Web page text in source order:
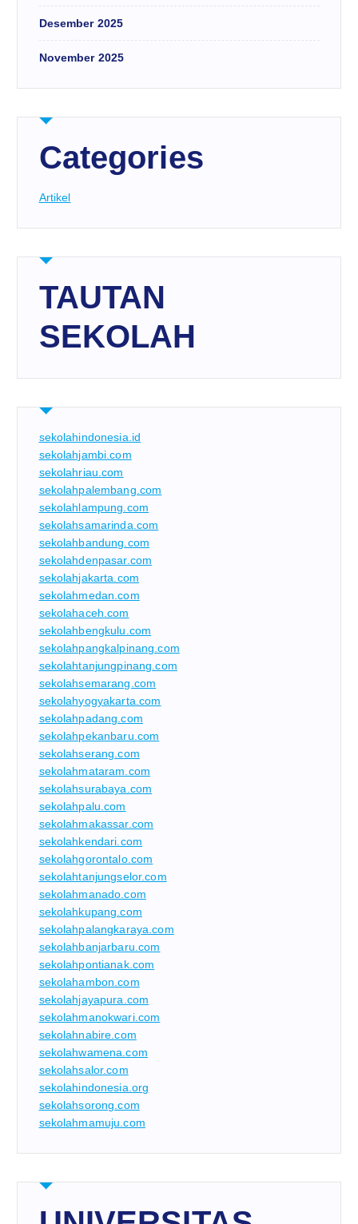
Desember 2025
November 2025
Categories
Artikel
TAUTAN
SEKOLAH
sekolahindonesia.id
sekolahjambi.com
sekolahriau.com
sekolahpalembang.com
sekolahlampung.com
sekolahsamarinda.com
sekolahbandung.com
sekolahdenpasar.com
sekolahjakarta.com
sekolahmedan.com
sekolahaceh.com
sekolahbengkulu.com
sekolahpangkalpinang.com
sekolahtanjungpinang.com
sekolahsemarang.com
sekolahyogyakarta.com
sekolahpadang.com
sekolahpekanbaru.com
sekolahserang.com
sekolahmataram.com
sekolahsurabaya.com
sekolahpalu.com
sekolahmakassar.com
sekolahkendari.com
sekolahgorontalo.com
sekolahtanjungselor.com
sekolahmanado.com
sekolahkupang.com
sekolahpalangkaraya.com
sekolahbanjarbaru.com
sekolahpontianak.com
sekolahambon.com
sekolahjayapura.com
sekolahmanokwari.com
sekolahnabire.com
sekolahwamena.com
sekolahsalor.com
sekolahindonesia.org
sekolahsorong.com
sekolahmamuju.com